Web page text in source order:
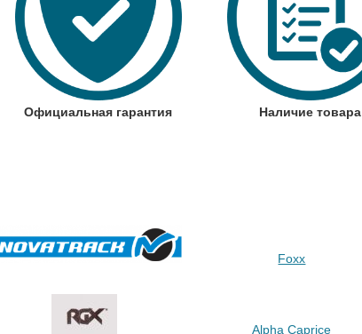
Официальная гарантия Наличие товара
Foxx
Alpha Caprice